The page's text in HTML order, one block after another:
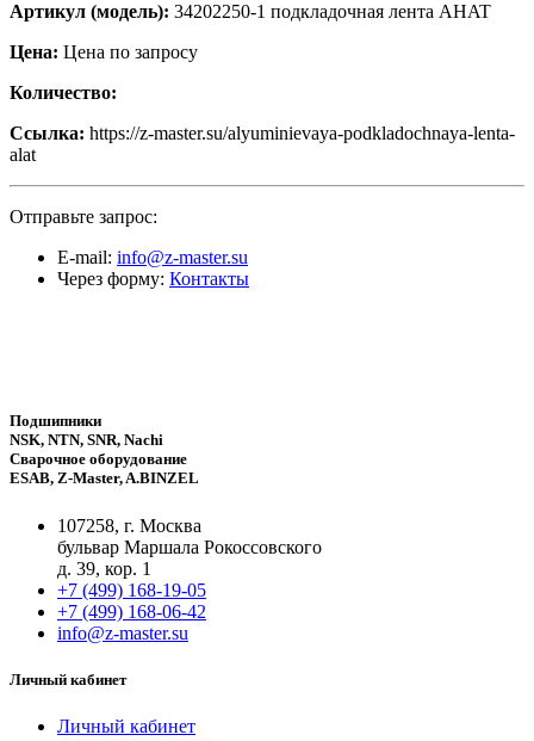
Артикул (модель): 34202250-1 подкладочная лента AHAT
Цена: Цена по запросу
Количество:
Ссылка: https://z-master.su/alyuminievaya-podkladochnaya-lenta-
alat
Отправьте запрос:
E-mail: info@z-master.su
Через форму: Контакты
Подшипники
NSK, NTN, SNR, Nachi
Сварочное оборудование
ESAB, Z-Master, A.BINZEL
107258, г. Москва
бульвар Маршала Рокоссовского
д. 39, кор. 1
+7 (499) 168-19-05
+7 (499) 168-06-42
info@z-master.su
Личный кабинет
Личный кабинет